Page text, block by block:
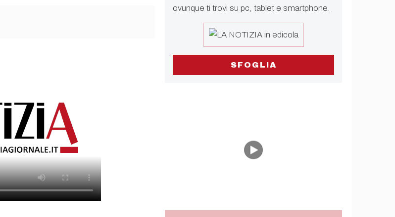
ovunque ti trovi su pc, tablet e smartphone.
SFOGLIA